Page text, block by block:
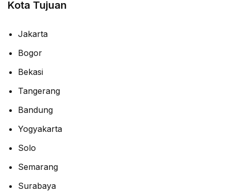
Kota Tujuan
Jakarta
Bogor
Bekasi
Tangerang
Bandung
Yogyakarta
Solo
Semarang
Surabaya